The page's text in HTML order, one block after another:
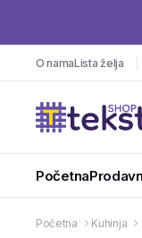
O namaLista želja
Početna
Početna Kuhinja